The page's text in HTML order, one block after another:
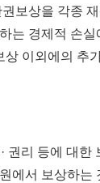
보상을 각종
는 경제적 손실
상 이외에의 추
권리 등에 대한
에서 보상하는